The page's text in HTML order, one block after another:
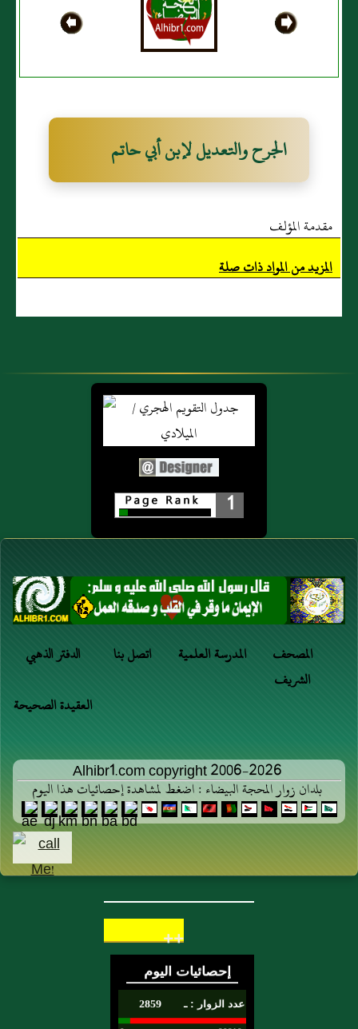
الجرح والتعديل لإبن أبي حاتم
مقدمة المؤلف
المزيد من المواد ذات صلة
1
الدفتر الذهبي اتصل بنا المدرسة العلمية
المصحف
الشريف
العقيدة الصحيحة
Alhibr1.com copyright 2006-2026
بلدان زوار المحجة البيضاء : اضغط لمشاهدة إحصائيات هذا اليوم
++